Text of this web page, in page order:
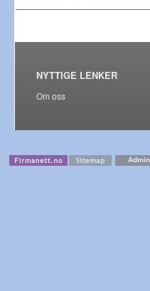
NYTTIGE LENKER
Om oss
Admin